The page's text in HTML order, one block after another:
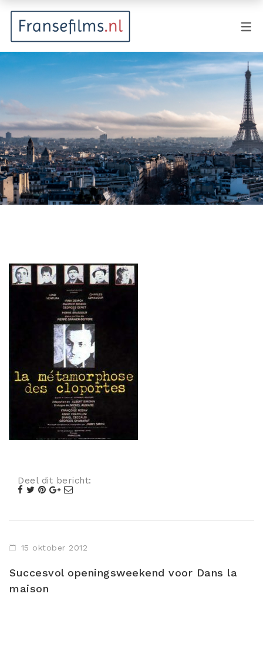
Animatie
Documentaire
Drama
Fantasy
Horror
Misdaad
Oorlogsfilm
Romantische komedie
Deel dit bericht:
15 oktober 2012
Succesvol openingsweekend voor Dans la
maison